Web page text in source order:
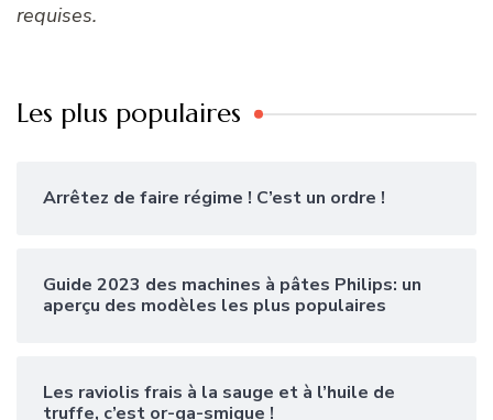
requises.
Les plus populaires
Arrêtez de faire régime ! C’est un ordre !
Guide 2023 des machines à pâtes Philips: un
aperçu des modèles les plus populaires
Les raviolis frais à la sauge et à l’huile de
truffe, c’est or-ga-smique !